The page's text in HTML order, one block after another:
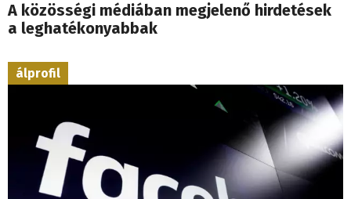
A közösségi médiában megjelenő hirdetések
a leghatékonyabbak
álprofil